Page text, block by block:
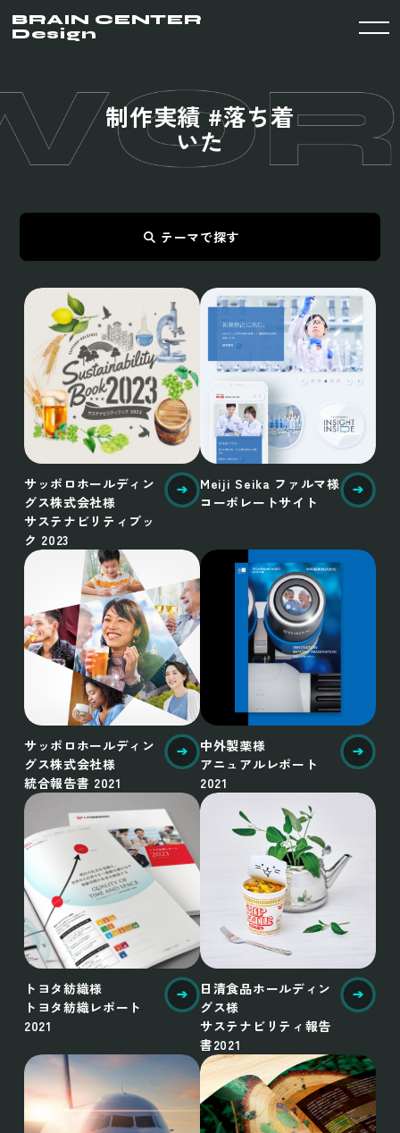
BRAIN CENTER
Design
制作実績 #落ち着
いた
テーマで探す
サッポロホールディン
グス株式会社様
サステナビリティブッ
ク 2023
Meiji Seika ファルマ様
コーポレートサイト
サッポロホールディン
グス株式会社様
統合報告書 2021
中外製薬様
アニュアルレポート
2021
トヨタ紡織様
トヨタ紡織レポート
2021
日清食品ホールディン
グス様
サステナビリティ報告
書2021